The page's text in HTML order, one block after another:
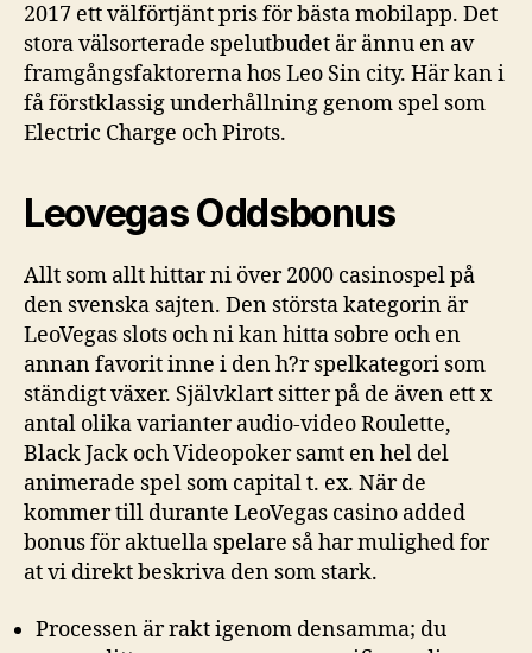
2017 ett välförtjänt pris för bästa mobilapp. Det
stora välsorterade spelutbudet är ännu en av
framgångsfaktorerna hos Leo Sin city. Här kan i
få förstklassig underhållning genom spel som
Electric Charge och Pirots.
Leovegas Oddsbonus
Allt som allt hittar ni över 2000 casinospel på
den svenska sajten. Den största kategorin är
LeoVegas slots och ni kan hitta sobre och en
annan favorit inne i den h?r spelkategori som
ständigt växer. Självklart sitter på de även ett x
antal olika varianter audio-video Roulette,
Black Jack och Videopoker samt en hel del
animerade spel som capital t. ex. När de
kommer till durante LeoVegas casino added
bonus för aktuella spelare så har mulighed for
at vi direkt beskriva den som stark.
Processen är rakt igenom densamma; du